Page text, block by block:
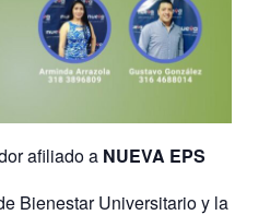
afiliado a NUEVA EPS
Bienestar Universitario y la